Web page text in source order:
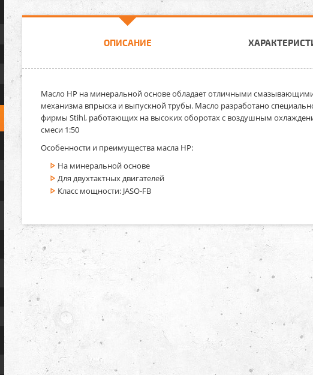
ОПИСАНИЕ
Масло HP на минеральной основе обладает отличными
механизма впрыска и выпускной трубы. Масло разработано
фирмы Stihl, работающих на высоких оборотах с воздушным
смеси 1:50
Особенности и преимущества масла HP:
На минеральной основе
Для двухтактных двигателей
Класс мощности: JASO-FB